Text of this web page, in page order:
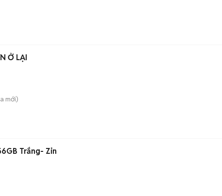
Ở LẠI
mới)
Trắng- Zin